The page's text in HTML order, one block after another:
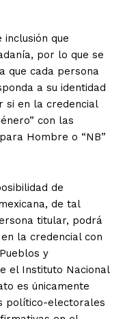
que
por lo que se
que cada persona
a su identidad
si en la credencial
con las
Hombre o “NB”
de
de tal
titular, podrá
la credencial con
y
el Instituto Nacional
es únicamente
político-electorales